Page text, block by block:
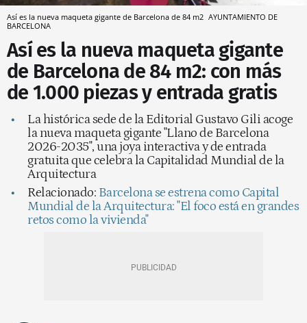
Así es la nueva maqueta gigante de Barcelona de 84 m2 AYUNTAMIENTO DE
BARCELONA
Así es la nueva maqueta gigante
de Barcelona de 84 m2: con más
de 1.000 piezas y entrada gratis
La histórica sede de la Editorial Gustavo Gili acoge
la nueva maqueta gigante "Llano de Barcelona
2026-2035", una joya interactiva y de entrada
gratuita que celebra la Capitalidad Mundial de la
Arquitectura
Relacionado: Barcelona se estrena como Capital
Mundial de la Arquitectura: "El foco está en grandes
retos como la vivienda"